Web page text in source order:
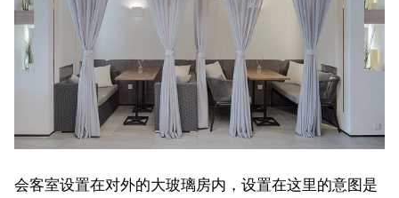
会客室设置在对外的大玻璃房内，设置在这里的意图是